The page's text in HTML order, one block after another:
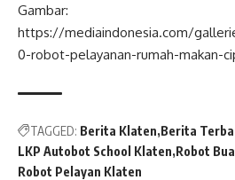
Gambar:
https://mediaindonesia.com/
0-robot-pelayanan-rumah-makan-
TAGGED: Berita Klaten Berita
LKP Autobot School Klaten Robot
Robot Pelayan Klaten